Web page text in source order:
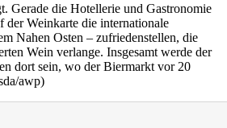
Gerade die Hotellerie und Gastronomie
Weinkarte die internationale
Nahen Osten – zufriedenstellen, die
Wein verlange. Insgesamt werde der
dort sein, wo der Biermarkt vor 20
awp)